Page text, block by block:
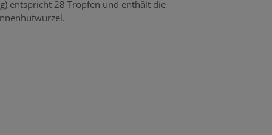
entspricht 28 Tropfen und enthält die